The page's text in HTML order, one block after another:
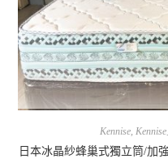
Kennise
日本冰晶紗蜂巢式獨立筒/加